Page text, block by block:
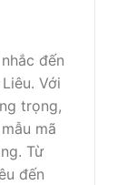
đến
Với
trọng,
mã
Từ
đến